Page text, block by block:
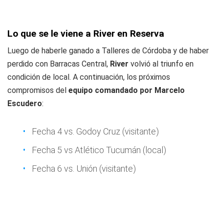
Lo que se le viene a River en Reserva
Luego de haberle ganado a Talleres de Córdoba y de haber
perdido con Barracas Central, River volvió al triunfo en
condición de local. A continuación, los próximos
compromisos del equipo comandado por Marcelo
Escudero:
Fecha 4 vs. Godoy Cruz (visitante)
Fecha 5 vs Atlético Tucumán (local)
Fecha 6 vs. Unión (visitante)